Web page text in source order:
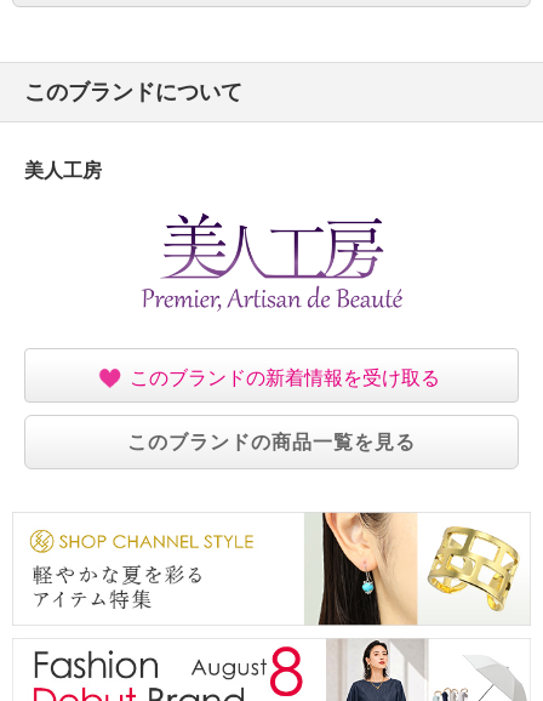
このブランドについて
美人工房
このブランドの新着情報を受け取る
このブランドの商品一覧を見る